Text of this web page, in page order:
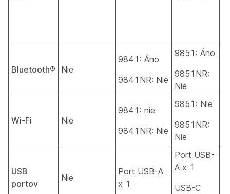
Bluetooth® Nie
9841: Áno
9841NR: Nie
9851: Áno
9851NR:
Nie
Wi-Fi Nie
9841: nie
9841NR: Nie
9851: Nie
9851NR:
Nie
USB
portov
Nie
Port USB-A
x 1
Port USB-
A x 1
USB-C